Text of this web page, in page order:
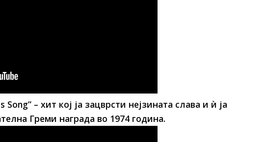
– хит кој ја зацврсти нејзината слава и ѝ ја
Греми награда во 1974 година.